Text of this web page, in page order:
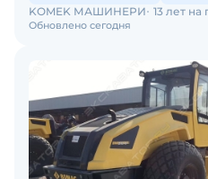
Обновлено сегодня
KOMEK МАШИНЕРИ 13 лет